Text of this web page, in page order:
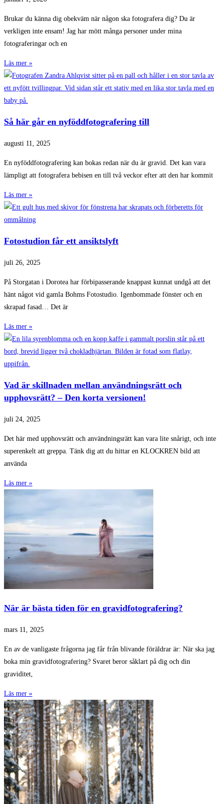
Brukar du känna dig obekväm när någon ska fotografera dig? Du är
verkligen inte ensam! Jag har mött många personer under mina
fotograferingar och en
Läs mer »
Så här går en nyföddfotografering till
augusti 11, 2025
En nyföddfotografering kan bokas redan när du är gravid. Det kan vara
lämpligt att fotografera bebisen en till två veckor efter att den har kommit
Läs mer »
Fotostudion får ett ansiktslyft
juli 26, 2025
På Storgatan i Dorotea har förbipasserande knappast kunnat undgå att det
hänt något vid gamla Bohms Fotostudio. Igenbommade fönster och en
skrapad fasad… Det är
Läs mer »
Vad är skillnaden mellan användningsrätt och
upphovsrätt? – Den korta versionen!
juli 24, 2025
Det här med upphovsrätt och användningsrätt kan vara lite snårigt, och inte
superenkelt att greppa. Tänk dig att du hittar en KLOCKREN bild att
använda
Läs mer »
När är bästa tiden för en gravidfotografering?
mars 11, 2025
En av de vanligaste frågorna jag får från blivande föräldrar är: När ska jag
boka min gravidfotografering? Svaret beror såklart på dig och din
graviditet,
Läs mer »